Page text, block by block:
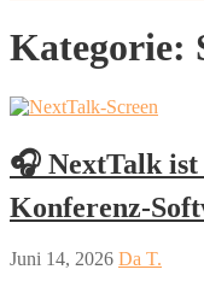
Kategorie:
🎧 NextTalk ist
Konferenz-
Juni 14, 2026 Da T.